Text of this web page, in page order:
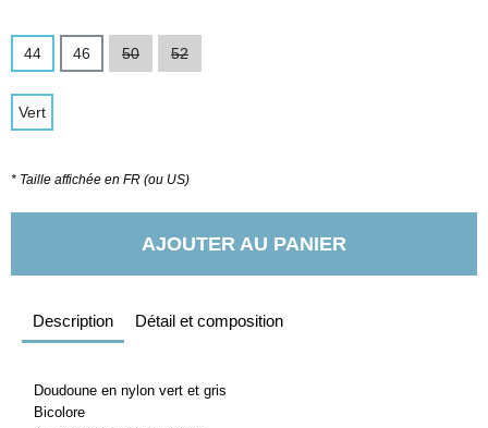
44 46 50 52
Vert
* Taille affichée en FR (ou US)
AJOUTER AU PANIER
Description Détail et composition
Doudoune en nylon vert et gris
Bicolore